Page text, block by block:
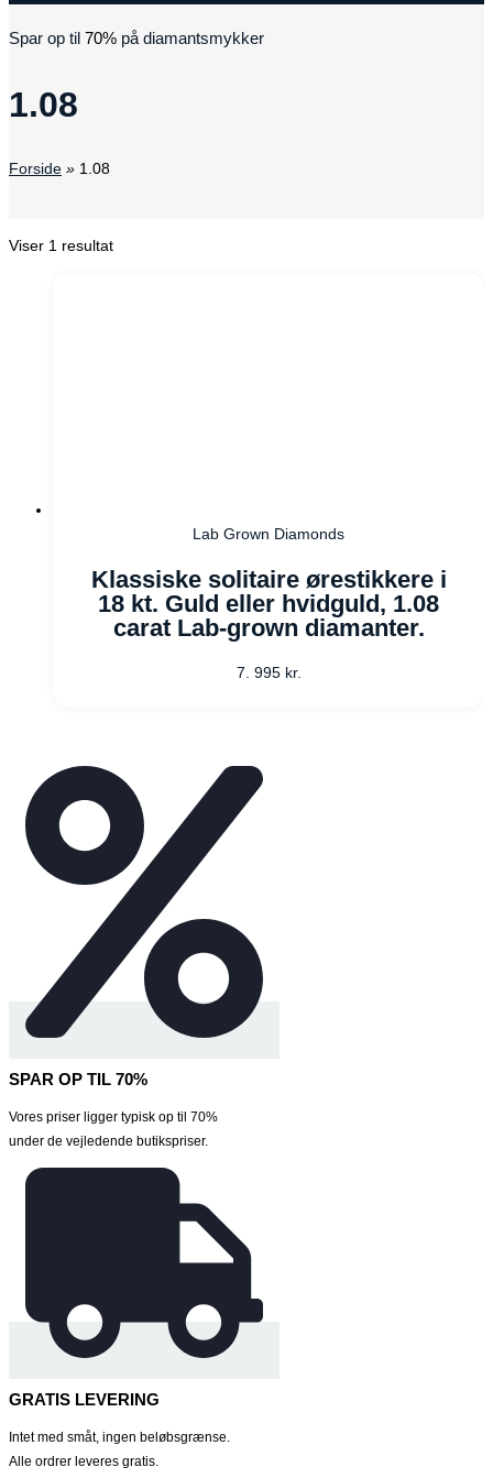
Spar op til 70% på diamantsmykker
1.08
Forside » 1.08
Viser 1 resultat
Lab Grown Diamonds
Klassiske solitaire ørestikkere i
18 kt. Guld eller hvidguld, 1.08
carat Lab-grown diamanter.
7. 995 kr.
SPAR OP TIL 70%
Vores priser ligger typisk op til 70%
under de vejledende butikspriser.
GRATIS LEVERING
Intet med småt, ingen beløbsgrænse.
Alle ordrer leveres gratis.